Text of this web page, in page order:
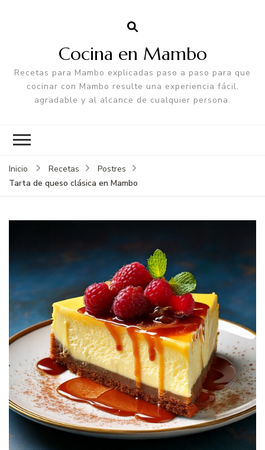
Cocina en Mambo
Recetas para Mambo explicadas paso a paso para que
cocinar con Mambo resulte una experiencia fácil,
agradable y al alcance de cualquier persona.
Inicio Recetas
Postres
Tarta de queso clásica en Mambo